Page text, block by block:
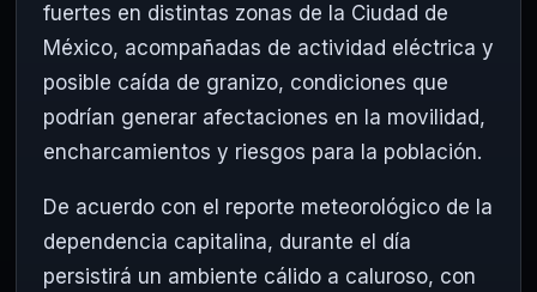
fuertes en distintas zonas de la Ciudad de
México, acompañadas de actividad eléctrica y
posible caída de granizo, condiciones que
podrían generar afectaciones en la movilidad,
encharcamientos y riesgos para la población.
De acuerdo con el reporte meteorológico de la
dependencia capitalina, durante el día
persistirá un ambiente cálido a caluroso, con